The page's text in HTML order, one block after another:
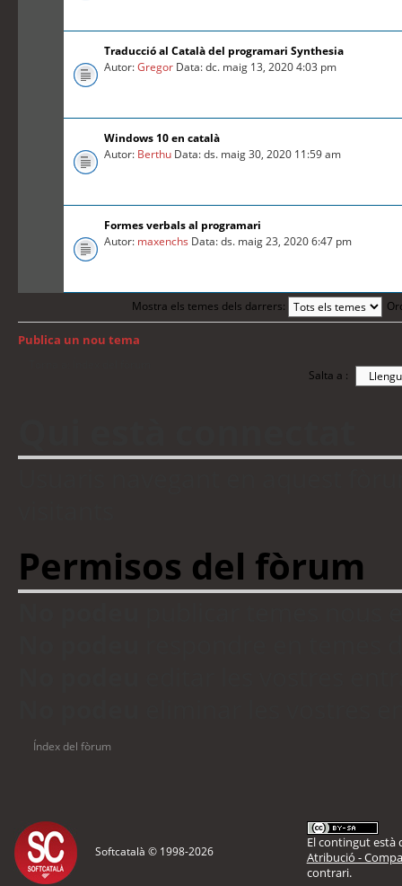
Traducció al Català del programari Synthesia
Autor:Gregor Data: dc. maig 13, 2020 4:03 pm
Windows 10 en català
Autor: Berthu Data: ds. maig 30, 2020 11:59 am
Formes verbals al programari
Autor: maxenchs Data: ds. maig 23, 2020 6:47 pm
Mostra els temes dels darrers:
Publica un nou tema
Salta a :
Permisos del fòrum
Índex del fòrum
Softcatalà © 1998-2026
El contingut està
Atribució -
contrari.